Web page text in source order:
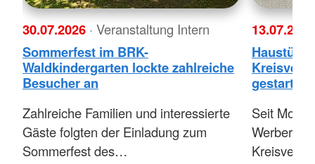
30.07.2026 · Veranstaltung Intern
Sommerfest im BRK-
Waldkindergarten lockte zahlreiche
Besucher an
Zahlreiche Familien und interessierte
Gäste folgten der Einladung zum
Sommerfest des…
gestartet
Seit